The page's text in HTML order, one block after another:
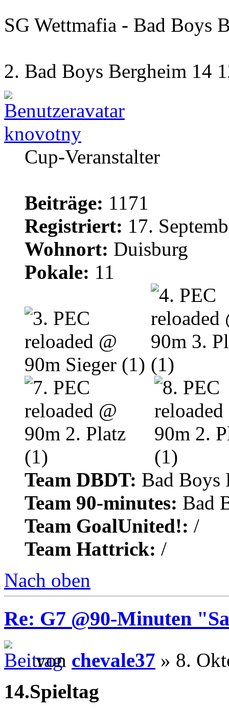
SG Wettmafia - Bad Boys
2. Bad Boys Bergheim 14
knovotny
Cup-Veranstalter
Beiträge: 1171
Registriert: 17.
Wohnort: Duisburg
Pokale: 11
Team DBDT: Bad Boys
Team 90-minutes: Bad
Team GoalUnited!: /
Team Hattrick: /
Nach oben
Re: G7 @90-Minuten
von chevale37 » 8.
14.Spieltag